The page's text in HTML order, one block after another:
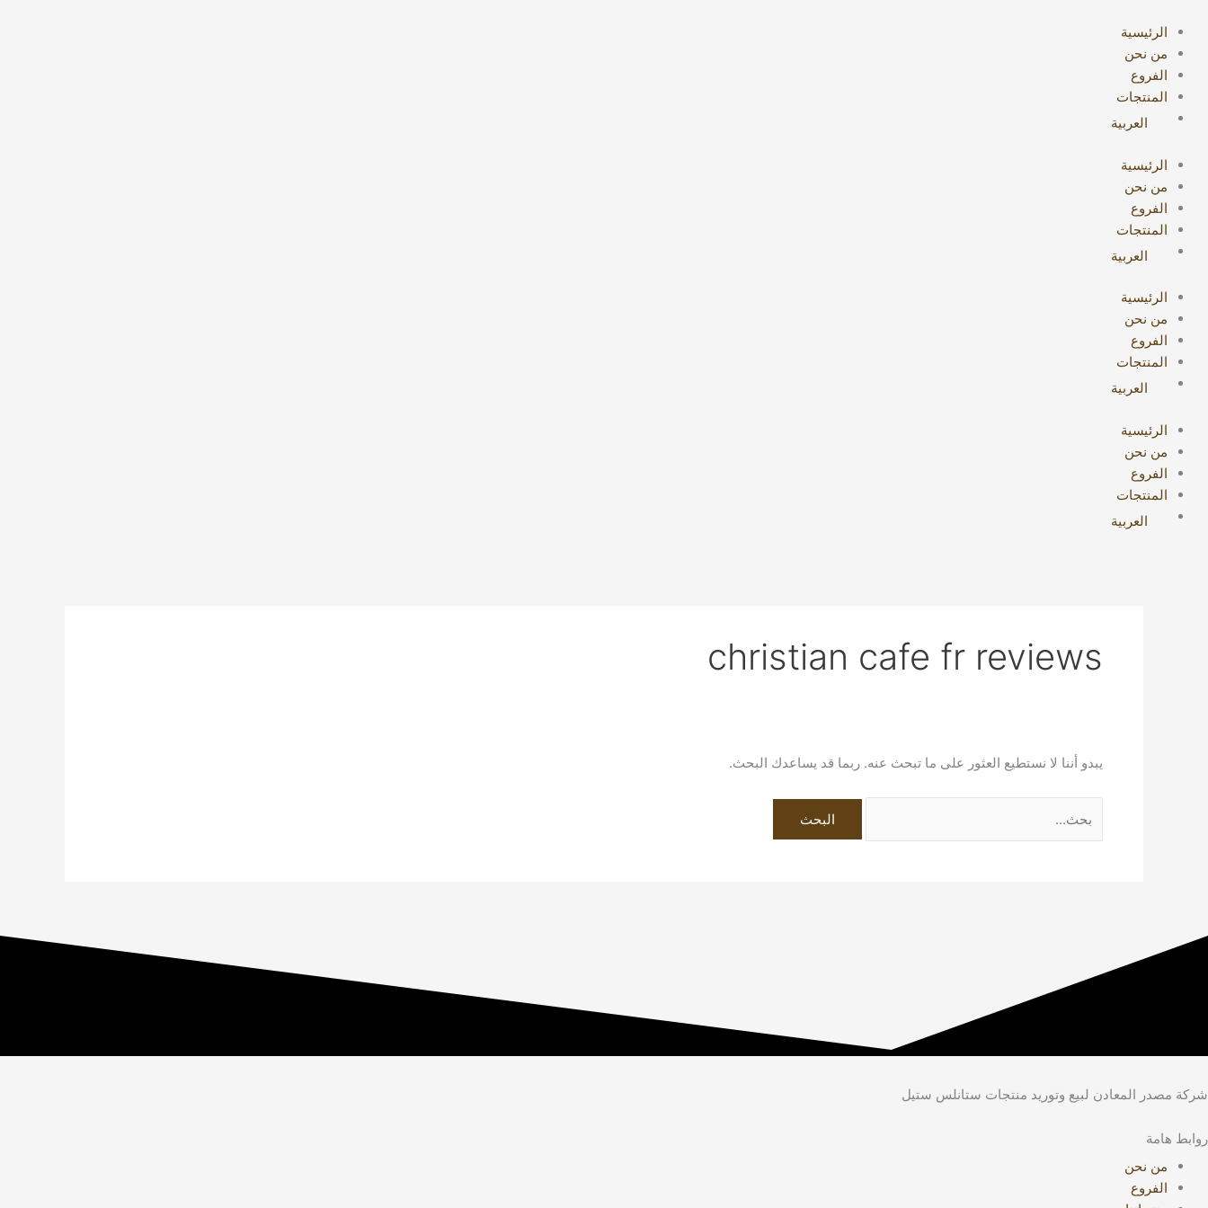
المحتوى
الرئيسية
من نحن
الفروع
المنتجات
العربية
الرئيسية
من نحن
الفروع
المنتجات
العربية
الرئيسية
من نحن
الفروع
المنتجات
العربية
الرئيسية
من نحن
الفروع
المنتجات
العربية
christian cafe fr reviews
يبدو أننا لا نستطيع العثور على ما تبحث عنه. ربما قد يساعدك البحث.
شركة مصدر المعادن لبيع وتوريد منتجات ستانلس ستيل
روابط هامة
من نحن
الفروع